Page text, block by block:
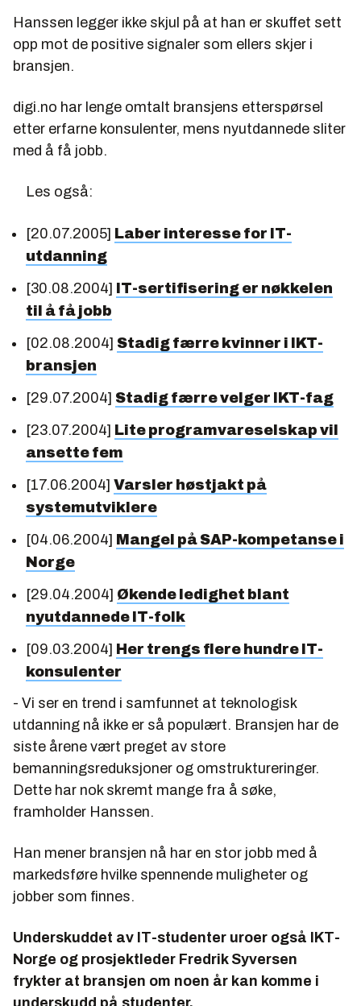
Hanssen legger ikke skjul på at han er skuffet sett
opp mot de positive signaler som ellers skjer i
bransjen.
digi.no har lenge omtalt bransjens etterspørsel
etter erfarne konsulenter, mens nyutdannede sliter
med å få jobb.
Les også:
[20.07.2005] Laber interesse for IT-
utdanning
[30.08.2004]
IT-sertifisering er nøkkelen
til å få jobb
[02.08.2004] Stadig færre kvinner i IKT-
bransjen
[29.07.2004] Stadig færre velger IKT-fag
[23.07.2004] Lite programvareselskap vil
ansette fem
[17.06.2004] Varsler høstjakt på
systemutviklere
[04.06.2004] Mangel på SAP-kompetanse i
Norge
[29.04.2004] Økende ledighet blant
nyutdannede IT-folk
[09.03.2004] Her trengs flere hundre IT-
konsulenter
- Vi ser en trend i samfunnet at teknologisk
utdanning nå ikke er så populært. Bransjen har de
siste årene vært preget av store
bemanningsreduksjoner og omstruktureringer.
Dette har nok skremt mange fra å søke,
framholder Hanssen.
Han mener bransjen nå har en stor jobb med å
markedsføre hvilke spennende muligheter og
jobber som finnes.
Underskuddet av IT-studenter uroer også IKT-
Norge og prosjektleder Fredrik Syversen
frykter at bransjen om noen år kan komme i
underskudd på studenter.